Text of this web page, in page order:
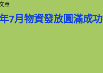
章
7月物資發放圓滿成功